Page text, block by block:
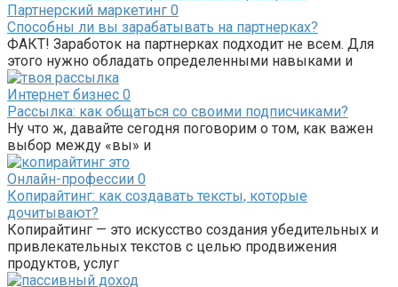
Партнерский маркетинг 0
Способны ли вы зарабатывать на партнерках?
ФАКТ! Заработок на партнерках подходит не всем. Для
этого нужно обладать определенными навыками и
Интернет бизнес 0
Рассылка: как общаться со своими подписчиками?
Ну что ж, давайте сегодня поговорим о том, как важен
выбор между «вы» и
Онлайн-профессии 0
Копирайтинг: как создавать тексты, которые
дочитывают?
Копирайтинг — это искусство создания убедительных и
привлекательных текстов с целью продвижения
продуктов, услуг